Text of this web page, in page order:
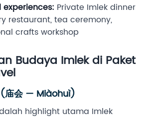
experiences: Private Imlek dinner
restaurant, tea ceremony,
crafts workshop
Budaya Imlek di Paket
庙会 — Miàohuì)
highlight utama Imlek